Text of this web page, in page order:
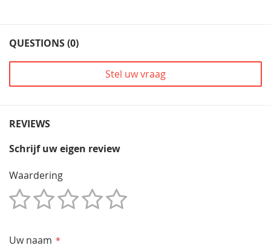
QUESTIONS (0)
Stel uw vraag
REVIEWS
Schrijf uw eigen review
Waardering
Uw naam